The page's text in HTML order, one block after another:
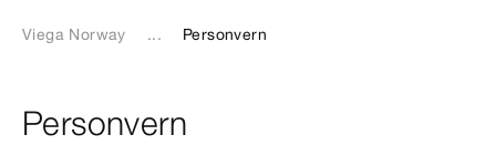
Viega Norway ... Personvern
Personvern